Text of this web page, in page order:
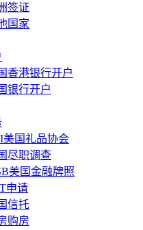
签证
国家
香港银行开户
银行开户
美国礼品协会
尽职调查
美国金融牌照
申请
信托
购房